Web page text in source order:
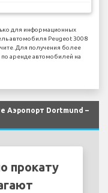
для информационных
автомобиля Peugeot 3008
Для получения более
аренде автомобилей на
Аэропорт Dortmund –
прокату